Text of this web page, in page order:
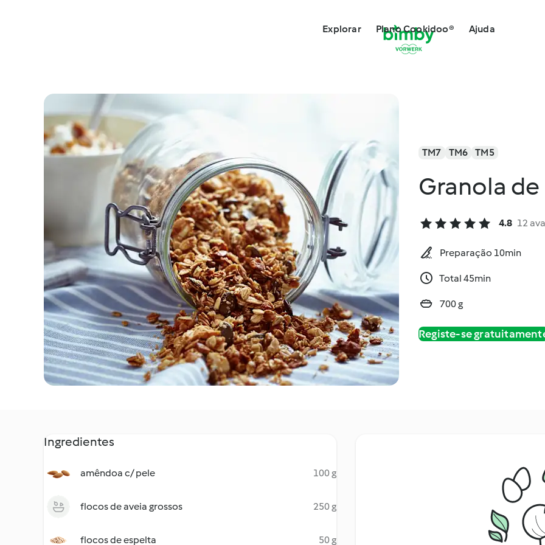
Explorar Plano Cookidoo® Ajuda
TM7 TM6 TM5
Granola
4.8 12
Preparação 10min
Total 45min
700 g
Registe-se
Ingredientes
amêndoa c/ pele 100 g
flocos de aveia grossos 250 g
flocos de espelta 50 g